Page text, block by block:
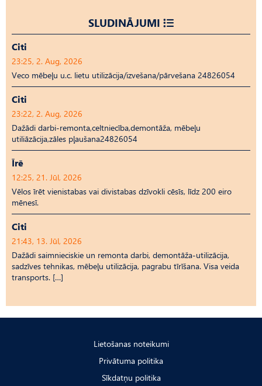
SLUDINĀJUMI
Citi
23:25, 2. Aug, 2026
Veco mēbeļu u.c. lietu utilizācija/izvešana/pārvešana 24826054
Citi
23:22, 2. Aug, 2026
Dažādi darbi-remonta,celtniecība,demontāža, mēbeļu
utiliāzācija,zāles pļaušana24826054
Īrē
12:25, 21. Jūl, 2026
Vēlos īrēt vienistabas vai divistabas dzīvokli cēsīs, līdz 200 eiro
mēnesī.
Citi
21:43, 13. Jūl, 2026
Dažādi saimnieciskie un remonta darbi, demontāža-utilizācija,
sadzīves tehnikas, mēbeļu utilizācija, pagrabu tīrīšana. Visa veida
transports. […]
Lietošanas noteikumi
Privātuma politika
Sīkdatņu politika